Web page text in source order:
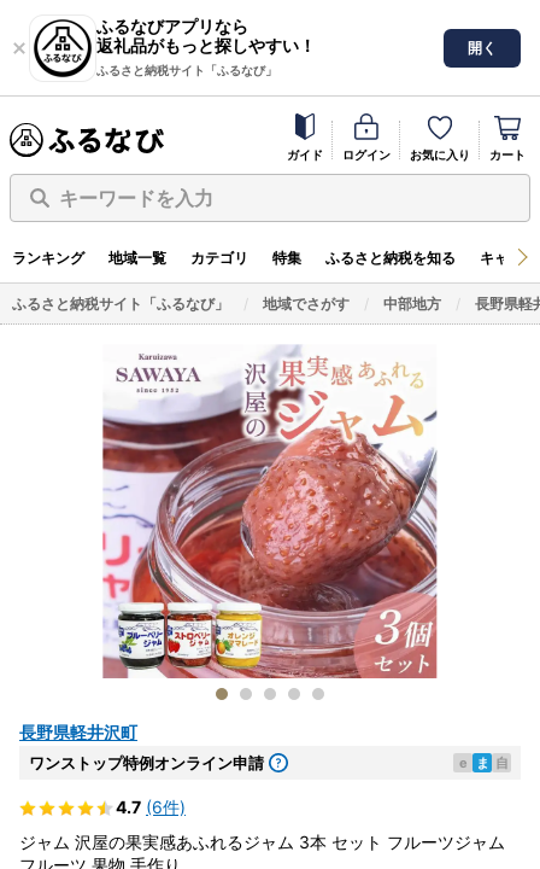
ふるなびアプリなら
返礼品がもっと探しやすい！
ふるさと納税サイト「ふるなび」
開く
ガイド ログイン お気に入り カート
キーワードを入力
ランキング 地域一覧 カテゴリ 特集 ふるさと納税を知る キャン
ふるさと納税サイト「ふるなび」 地域でさがす 中部地方 長野県軽
長野県軽井沢町
ワンストップ特例オンライン申請 e ま 自
4.7 (6件)
ジャム 沢屋の果実感あふれるジャム 3本 セット フルーツジャム